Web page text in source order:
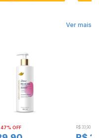
Ver mais
47% OFF R$ 33,90